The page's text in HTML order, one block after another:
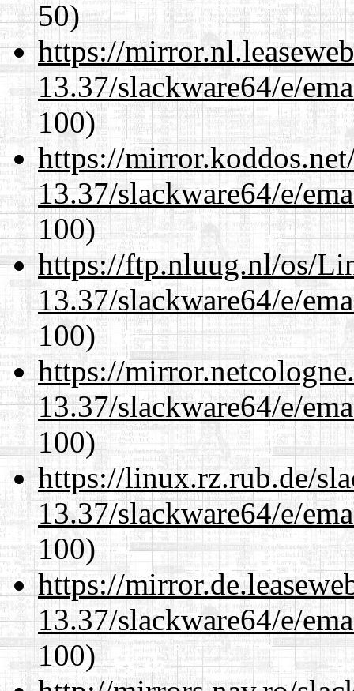
50)
https://
13.37/slackware64/e/
100)
https://
13.37/slackware64/e/
100)
https://ftp.nluug.nl/os/
13.37/slackware64/e/
100)
https://
13.37/slackware64/e/
100)
https://linux.rz.rub.de/
13.37/slackware64/e/
100)
https://
13.37/slackware64/e/
100)